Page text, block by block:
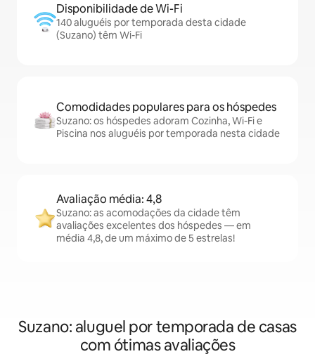
Disponibilidade de Wi-Fi
140 aluguéis por temporada desta cidade
(Suzano) têm Wi-Fi
Comodidades populares para os hóspedes
Suzano: os hóspedes adoram Cozinha, Wi-Fi e
Piscina nos aluguéis por temporada nesta cidade
Avaliação média: 4,8
Suzano: as acomodações da cidade têm
avaliações excelentes dos hóspedes — em
média 4,8, de um máximo de 5 estrelas!
Suzano: aluguel por temporada de casas
com ótimas avaliações